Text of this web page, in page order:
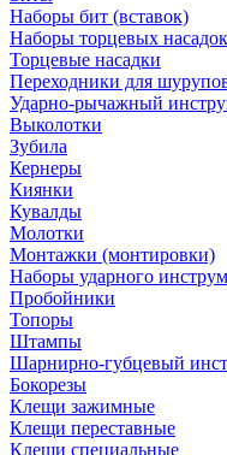
Наборы бит (вставок)
Наборы торцевых насадок
Торцевые насадки
Переходники для
Ударно-рычажный
Выколотки
Зубила
Кернеры
Киянки
Кувалды
Молотки
Монтажки (монтировки)
Наборы ударного
Пробойники
Топоры
Штампы
Шарнирно-губцевый
Бокорезы
Клещи зажимные
Клещи переставные
Клещи специальные